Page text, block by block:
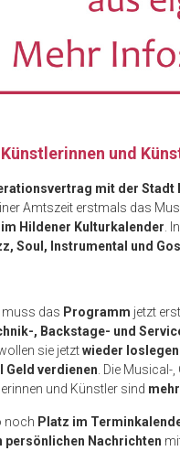
und
mit der Stadt
Amtszeit erstmals das
Hildener Kulturkalender .
Soul, Instrumental und
muss das Programm jetzt
, Backstage- und
sie jetztwieder loslegen
Geld verdienen . Die
und Künstler sind
noch Platz im
persönlichen Nachrichten